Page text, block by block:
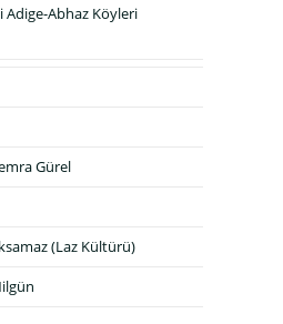
Abhaz Köyleri
Gürel
(Laz Kültürü)